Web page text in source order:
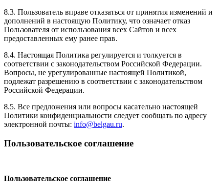
8.3. Пользователь вправе отказаться от принятия изменений и
дополнений в настоящую Политику, что означает отказ
Пользователя от использования всех Сайтов и всех
предоставленных ему ранее прав.
8.4. Настоящая Политика регулируется и толкуется в
соответствии с законодательством Российской Федерации.
Вопросы, не урегулированные настоящей Политикой,
подлежат разрешению в соответствии с законодательством
Российской Федерации.
8.5. Все предложения или вопросы касательно настоящей
Политики конфиденциальности следует сообщать по адресу
электронной почты: info@belgau.ru.
Пользовательское соглашение
Пользовательское соглашение